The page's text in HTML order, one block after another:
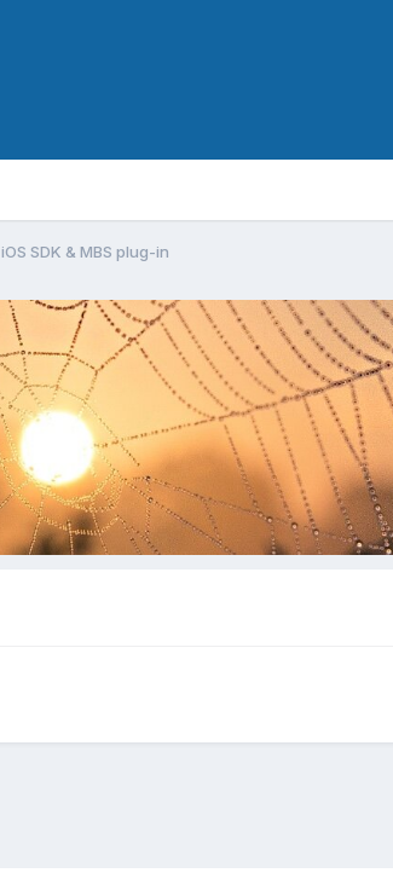
iOS SDK & MBS plug-in